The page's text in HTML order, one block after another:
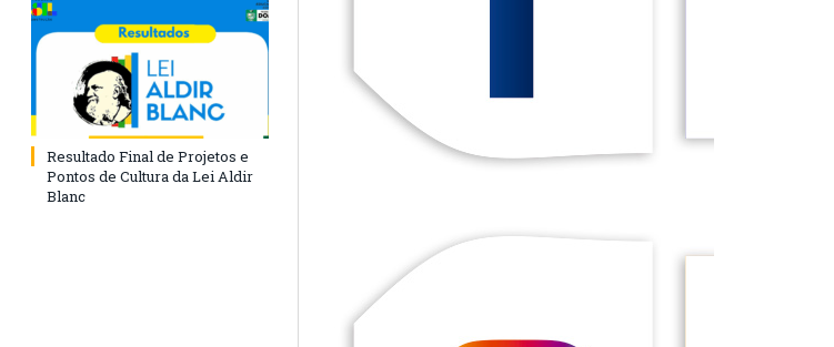
Resultado Final de Projetos e
Pontos de Cultura da Lei Aldir
Blanc